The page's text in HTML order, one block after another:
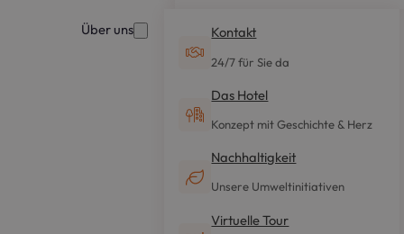
Über uns Kontakt
24/7 für Sie da
Das Hotel
Konzept mit Geschichte & Herz
Nachhaltigkeit
Unsere Umweltinitiativen
Virtuelle Tour